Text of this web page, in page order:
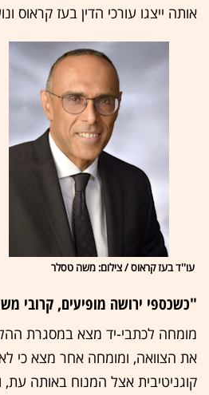
אותה ייצגו עורכי הדין בעז קראוס
עו''ד בעז קראוס / צילום: משה טסלר
"כשכספי ירושה מופיעים, קרובי
מומחה לכתבי-יד מצא במסגרת
את הצוואה, ומומחה אחר מצא כי
קוגניטיבית אצל המנוח באותה